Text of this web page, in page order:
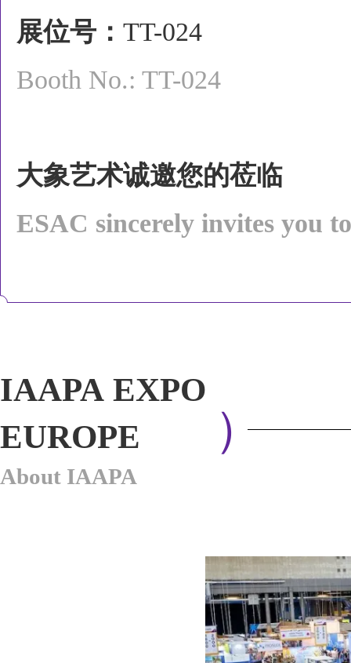
展位号： TT-024
Booth No.: TT-024
大象艺术诚邀您的莅临
ESAC sincerely invites you
IAAPA EXPO
EUROPE
About IAAPA
）